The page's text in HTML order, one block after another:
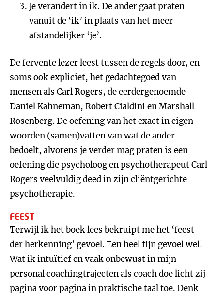
Je verandert in ik. De ander gaat praten
vanuit de ‘ik’ in plaats van het meer
afstandelijker ‘je’.
De fervente lezer leest tussen de regels door, en
soms ook expliciet, het gedachtegoed van
mensen als Carl Rogers, de eerdergenoemde
Daniel Kahneman, Robert Cialdini en Marshall
Rosenberg. De oefening van het exact in eigen
woorden (samen)vatten van wat de ander
bedoelt, alvorens je verder mag praten is een
oefening die psycholoog en psychotherapeut Carl
Rogers veelvuldig deed in zijn cliëntgerichte
psychotherapie.
FEEST
Terwijl ik het boek lees bekruipt me het ‘feest
der herkenning’ gevoel. Een heel fijn gevoel wel!
Wat ik intuïtief en vaak onbewust in mijn
personal coachingtrajecten als coach doe licht zij
pagina voor pagina in praktische taal toe. Denk